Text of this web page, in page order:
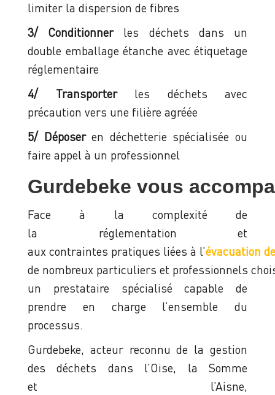
limiter la dispersion de fibres
3/ Conditionnerles déchets dans un
double emballage étanche avec étiquetage
réglementaire
4/ Transporterles déchets avec
précaution vers une filière agréée
5/ Déposeren déchetterie spécialisée ou
faire appel à un professionnel
Gurdebeke vous
Face à la complexité de
la réglementation et
aux contraintes pratiques liées à l’évacuation
de nombreux particuliers et professionnels
un prestataire spécialisé capable de
prendre en charge l’ensemble du
processus.
Gurdebeke, acteur reconnu de la gestion
des déchets dans l’Oise, la Somme
et l’Aisne,